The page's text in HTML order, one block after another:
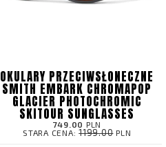
OKULARY PRZECIWSŁONECZNE
SMITH EMBARK CHROMAPOP
GLACIER PHOTOCHROMIC
SKITOUR SUNGLASSES
749.00 PLN
STARA CENA:1199.00PLN